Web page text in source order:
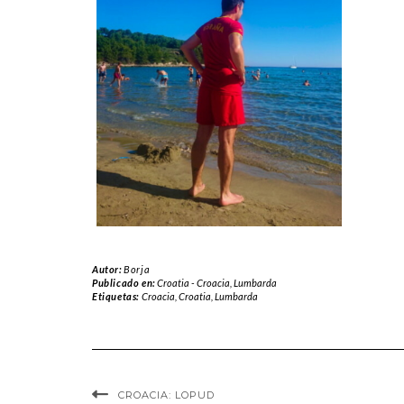
Autor:Borja
Publicado en:Croatia - Croacia ,Lumbarda
Etiquetas: Croacia Croatia Lumbarda
CROACIA: LOPUD